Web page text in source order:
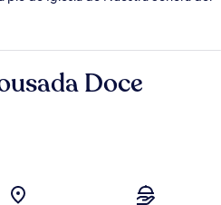
Doce